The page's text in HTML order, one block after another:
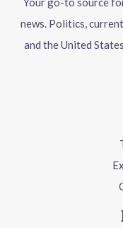
news. Politics,
and the United